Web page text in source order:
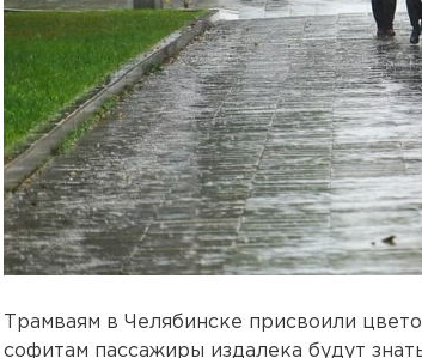
Трамваям в Челябинске присвоили
софитам пассажиры издалека будут